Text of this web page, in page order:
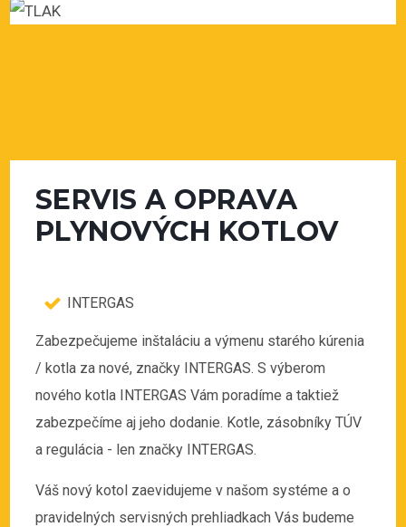
SERVIS A OPRAVA
PLYNOVÝCH KOTLOV
INTERGAS
Zabezpečujeme inštaláciu a výmenu starého kúrenia
/ kotla za nové, značky INTERGAS. S výberom
nového kotla INTERGAS Vám poradíme a taktiež
zabezpečíme aj jeho dodanie. Kotle, zásobníky TÚV
a regulácia - len značky INTERGAS.
Váš nový kotol zaevidujeme v našom systéme a o
pravidelných servisných prehliadkach Vás budeme